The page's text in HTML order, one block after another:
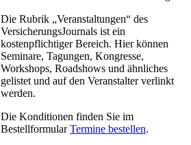
Die Rubrik „Veranstaltungen“ des
VersicherungsJournals ist ein
kostenpflichtiger Bereich. Hier können
Seminare, Tagungen, Kongresse,
Workshops, Roadshows und ähnliches
gelistet und auf den Veranstalter verlinkt
werden.
Die Konditionen finden Sie im
BestellformularTermine bestellen.